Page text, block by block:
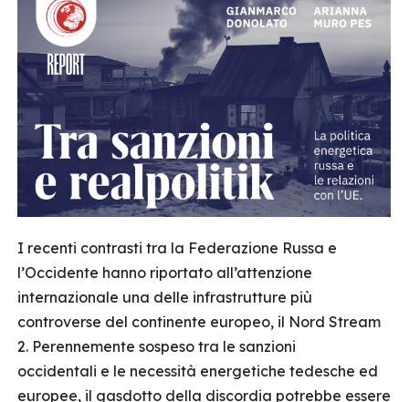
I recenti contrasti tra la Federazione Russa e
l’Occidente hanno riportato all’attenzione
internazionale una delle infrastrutture più
controverse del continente europeo, il Nord Stream
2. Perennemente sospeso tra le sanzioni
occidentali e le necessità energetiche tedesche ed
europee, il gasdotto della discordia potrebbe essere